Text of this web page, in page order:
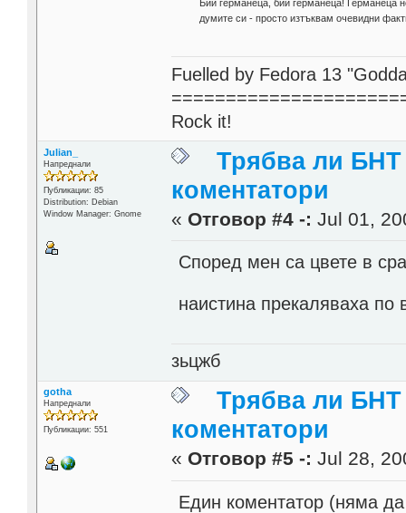
Бий германеца, бий германеца! Германеца
думите си - просто изтъквам очевидни
Fuelled by Fedora 13
Rock it!
Julian_
Напреднали
Публикации: 85
Distribution: Debian
Window Manager: Gnome
Трябва ли БНТ
коментатори
« Отговор #4 -: Jul 01,
Според мен са цвете в
наистина прекаляваха по
зьцжб
gotha
Напреднали
Публикации: 551
Трябва ли БНТ
коментатори
« Отговор #5 -: Jul 28,
Един коментатор (няма